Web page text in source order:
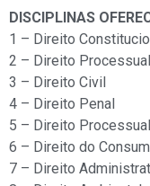
DISCIPLINAS
1 – Direito
2 – Direito
3 – Direito Civil
4 – Direito Penal
5 – Direito
6 – Direito do
7 – Direito